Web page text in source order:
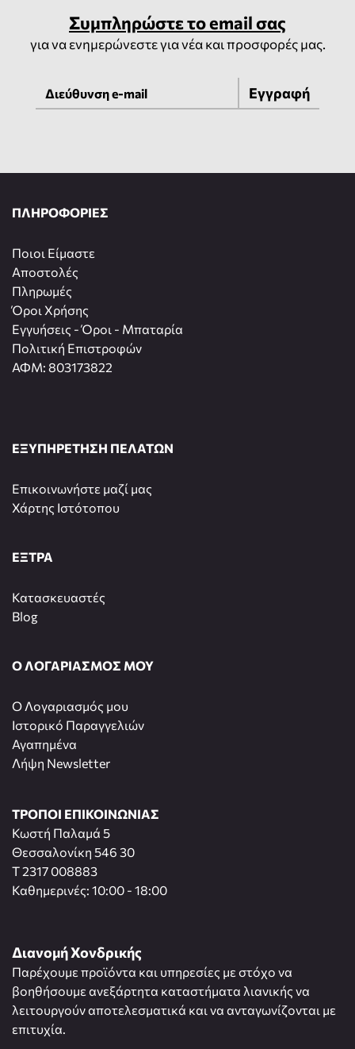
Συμπληρώστε το email σας
για να ενημερώνεστε για νέα και προσφορές μας.
Εγγραφή
ΠΛΗΡΟΦΟΡΙΕΣ
Ποιοι Είμαστε
Αποστολές
Πληρωμές
Όροι Χρήσης
Εγγυήσεις - Όροι - Μπαταρία
Πολιτική Επιστροφών
ΑΦΜ: 803173822
ΕΞΥΠΗΡΕΤΗΣΗ ΠΕΛΑΤΩΝ
Επικοινωνήστε μαζί μας
Χάρτης Ιστότοπου
ΕΞΤΡΑ
Κατασκευαστές
Blog
Ο ΛΟΓΑΡΙΑΣΜΟΣ ΜΟΥ
O Λογαριασμός μου
Ιστορικό Παραγγελιών
Αγαπημένα
Λήψη Newsletter
ΤΡΟΠΟΙ ΕΠΙΚΟΙΝΩΝΙΑΣ
Κωστή Παλαμά 5
Θεσσαλονίκη 546 30
T 2317 008883
Καθημερινές: 10:00 - 18:00
Διανομή Χονδρικής
Παρέχουμε προϊόντα και υπηρεσίες με στόχο να
βοηθήσουμε ανεξάρτητα καταστήματα λιανικής να
λειτουργούν αποτελεσματικά και να ανταγωνίζονται με
επιτυχία.